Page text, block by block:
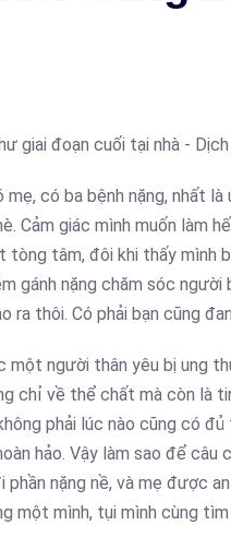
mẹ, có ba bệnh nặng, nhất
Cảm giác mình muốn làm
tòng tâm, đôi khi thấy mình
gánh nặng chăm sóc
thôi. Có phải bạn cũng
một người thân yêu bị ung
chỉ về thể chất mà còn là
phải lúc nào cũng có
hảo. Vậy làm sao để câu
phần nặng nề, và mẹ được
một mình, tụi mình cùng tìm